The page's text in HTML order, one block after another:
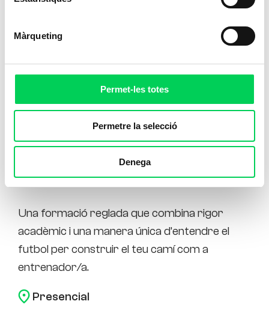
Màrqueting
Permet-les totes
Permetre la selecció
Denega
Tècnic de Futbol Nivell I i II
Una formació reglada que combina rigor
acadèmic i una manera única d’entendre el
futbol per construir el teu camí com a
entrenador/a.
Presencial